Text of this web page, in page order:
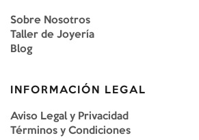
Sobre Nosotros
Taller de Joyería
Blog
INFORMACIÓN LEGAL
Aviso Legal y Privacidad
Términos y Condiciones